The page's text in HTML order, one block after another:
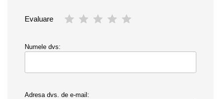
Evaluare
Numele dvs:
Adresa dvs. de e-mail: